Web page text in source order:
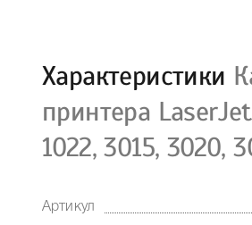
Характеристики
принтера LaserJet
1022, 3015, 3020,
Артикул